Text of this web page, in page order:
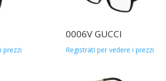
prezzi
0006V GUCCI
Registrati per vedere i prezzi